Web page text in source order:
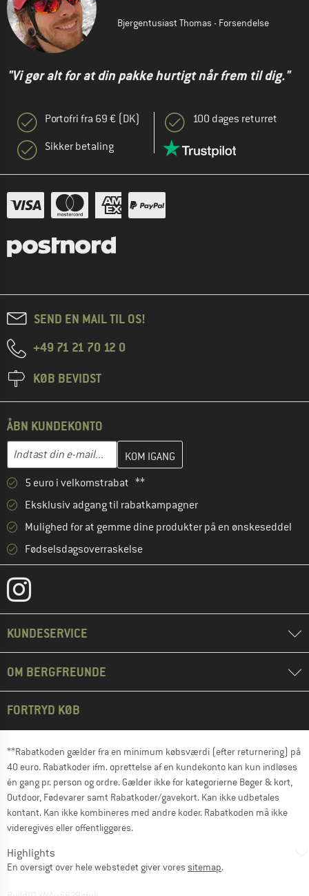
Bjergentusiast Thomas - Forsendelse
"Vi gør alt for at din pakke hurtigt når frem til dig."
Portofri fra 69 € (DK)
Sikker betaling
100 dages returret
SEND EN MAIL TIL OS!
+49 71 21 70 12 0
KØB BEVIDST
ÅBN KUNDEKONTO
E-mail-adresse
Indtast din e-mailadresse her, og opret i næste trin din
5 euro i velkomstrabat **
Eksklusiv adgang til rabatkampagner
Mulighed for at gemme dine produkter på en ønskeseddel
Fødselsdagsoverraskelse
KUNDESERVICE
OM BERGFREUNDE
FORTRYD KØB
**Rabatkoden gælder fra en minimum købsværdi (efter returnering) på
40 euro. Rabatkoder ifm. oprettelse af en kundekonto kan kun indløses
én gang pr. person og ordre. Gælder ikke for kategorierne Bøger & kort,
Outdoor, Fødevarer samt Rabatkoder/gavekort. Kan ikke udbetales
kontant. Kan ikke kombineres med andre koder. Rabatkoden må ikke
videregives eller offentliggøres.
Highlights
En oversigt over hele webstedet giver voressitemap.